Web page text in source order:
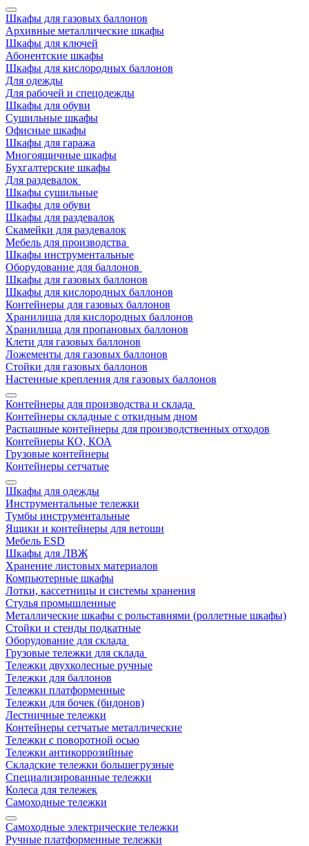
Шкафы для газовых баллонов
Архивные металлические шкафы
Шкафы для ключей
Абонентские шкафы
Шкафы для кислородных баллонов
Для одежды
Для рабочей и спецодежды
Шкафы для обуви
Сушильные шкафы
Офисные шкафы
Шкафы для гаража
Многоящичные шкафы
Бухгалтерские шкафы
Для раздевалок
Шкафы сушильные
Шкафы для обуви
Шкафы для раздевалок
Скамейки для раздевалок
Мебель для производства
Шкафы инструментальные
Оборудование для баллонов
Шкафы для газовых баллонов
Шкафы для кислородных баллонов
Контейнеры для газовых баллонов
Хранилища для кислородных баллонов
Хранилища для пропановых баллонов
Клети для газовых баллонов
Ложементы для газовых баллонов
Стойки для газовых баллонов
Настенные крепления для газовых баллонов
Контейнеры для производства и склада
Контейнеры складные с откидным дном
Распашные контейнеры для производственных отходов
Контейнеры КО, КОА
Грузовые контейнеры
Контейнеры сетчатые
Шкафы для одежды
Инструментальные тележки
Тумбы инструментальные
Ящики и контейнеры для ветоши
Мебель ESD
Шкафы для ЛВЖ
Хранение листовых материалов
Компьютерные шкафы
Лотки, кассетницы и системы хранения
Стулья промышленные
Металлические шкафы с рольставнями (роллетные шкафы)
Стойки и стенды подкатные
Оборудование для склада
Грузовые тележки для склада
Тележки двухколесные ручные
Тележки для баллонов
Тележки платформенные
Тележки для бочек (бидонов)
Лестничные тележки
Контейнеры сетчатые металлические
Тележки с поворотной осью
Тележки антикоррозийные
Складские тележки большегрузные
Специализированные тележки
Колеса для тележек
Самоходные тележки
Самоходные электрические тележки
Ручные платформенные тележки